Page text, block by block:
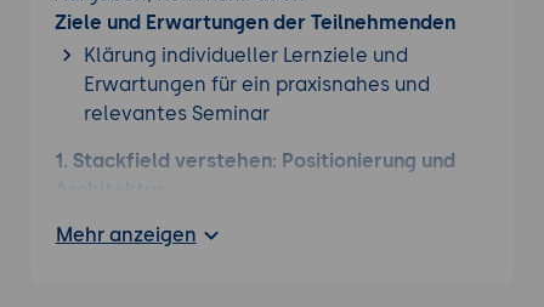
Ziele und Erwartungen der Teilnehmenden
Klärung individueller Lernziele und
Erwartungen für ein praxisnahes und
relevantes Seminar
1. Stackfield verstehen: Positionierung und
Warum Stackfield?
Tools: CLOUD Act (US-Behörden können
Mehr anzeigen